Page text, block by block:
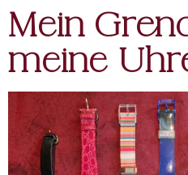
Mein
meine